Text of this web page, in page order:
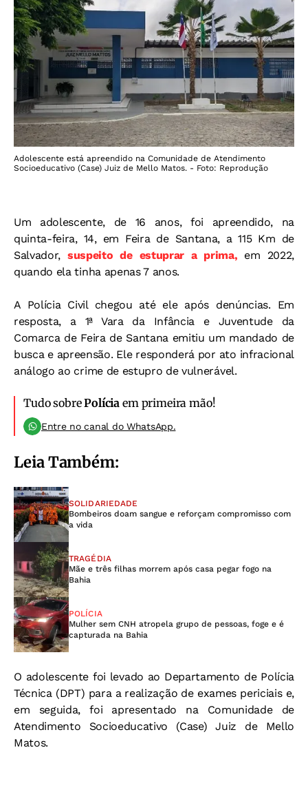
Adolescente está apreendido na Comunidade de Atendimento
Socioeducativo (Case) Juiz de Mello Matos. - Foto: Reprodução
Um adolescente, de 16 anos, foi apreendido, na
quinta-feira, 14, em Feira de Santana, a 115 Km de
Salvador, suspeito de estuprar a prima, em 2022,
quando ela tinha apenas 7 anos.
A Polícia Civil chegou até ele após denúncias. Em
resposta, a 1ª Vara da Infância e Juventude da
Comarca de Feira de Santana emitiu um mandado de
busca e apreensão. Ele responderá por ato infracional
análogo ao crime de estupro de vulnerável.
Tudo sobrePolícia em primeira mão!
Entre no canal do WhatsApp.
Leia Também:
SOLIDARIEDADE
Bombeiros doam sangue e reforçam compromisso com
a vida
TRAGÉDIA
Mãe e três filhas morrem após casa pegar fogo na
Bahia
POLÍCIA
Mulher sem CNH atropela grupo de pessoas, foge e é
capturada na Bahia
O adolescente foi levado ao Departamento de Polícia
Técnica (DPT) para a realização de exames periciais e,
em seguida, foi apresentado na Comunidade de
Atendimento Socioeducativo (Case) Juiz de Mello
Matos.